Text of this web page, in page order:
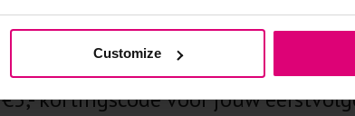
Customize
op onze
kortingscode voor jouw